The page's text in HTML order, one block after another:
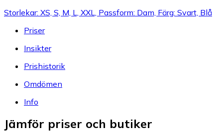
Storlekar: XS, S, M, L, XXL, Passform: Dam, Färg: Svart, Blå
Priser
Insikter
Prishistorik
Omdömen
Info
Jämför priser och butiker